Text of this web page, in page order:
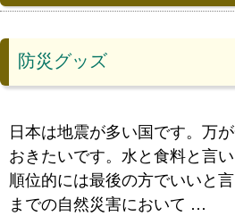
防災グッズ
日本は地震が多い国です。万
おきたいです。水と食料と言
順位的には最後の方でいいと
までの自然災害において …